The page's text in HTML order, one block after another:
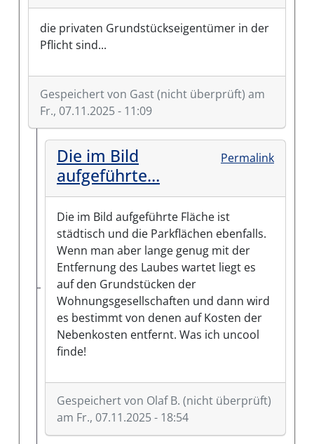
die privaten Grundstückseigentümer in der
Pflicht sind...
Gespeichert von Gast (nicht überprüft) am
Fr., 07.11.2025 - 11:09
Die im Bild
aufgeführte…
Permalink
Die im Bild aufgeführte Fläche ist
städtisch und die Parkflächen ebenfalls.
Wenn man aber lange genug mit der
Entfernung des Laubes wartet liegt es
auf den Grundstücken der
Wohnungsgesellschaften und dann wird
es bestimmt von denen auf Kosten der
Nebenkosten entfernt. Was ich uncool
finde!
Gespeichert von Olaf B. (nicht überprüft)
am Fr., 07.11.2025 - 18:54
Antwort aufWenn da mal nicht,vonGast (nicht